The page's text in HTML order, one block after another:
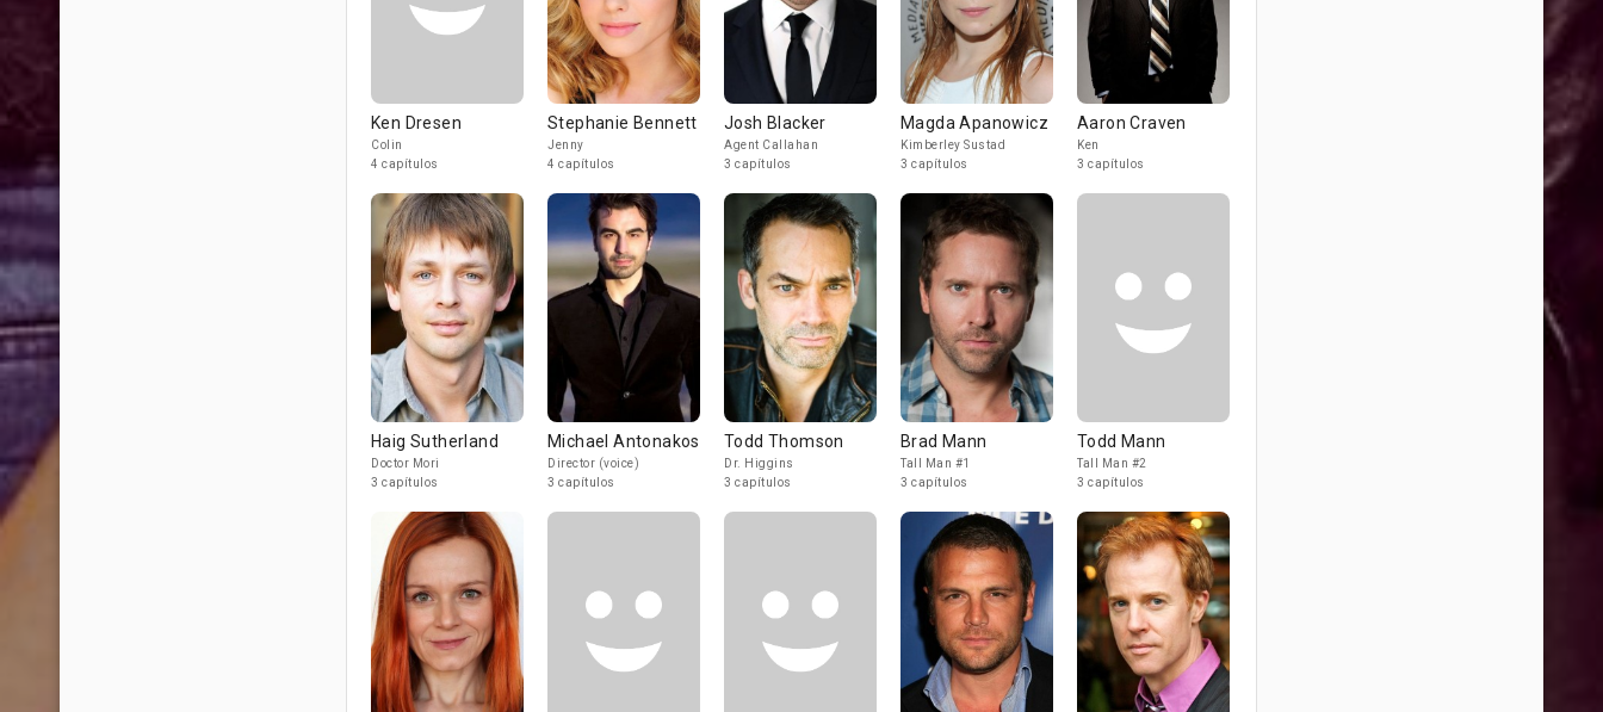
Ken Dresen
Colin
4 capítulos
Stephanie Bennett
Jenny
4 capítulos
Josh Blacker
Agent Callahan
3 capítulos
Magda Apanowicz
Kimberley Sustad
3 capítulos
Aaron Craven
Ken
3 capítulos
Haig Sutherland
Doctor Mori
3 capítulos
Michael Antonakos
Director (voice)
3 capítulos
Todd Thomson
Dr. Higgins
3 capítulos
Brad Mann
Tall Man #1
3 capítulos
Todd Mann
Tall Man #2
3 capítulos